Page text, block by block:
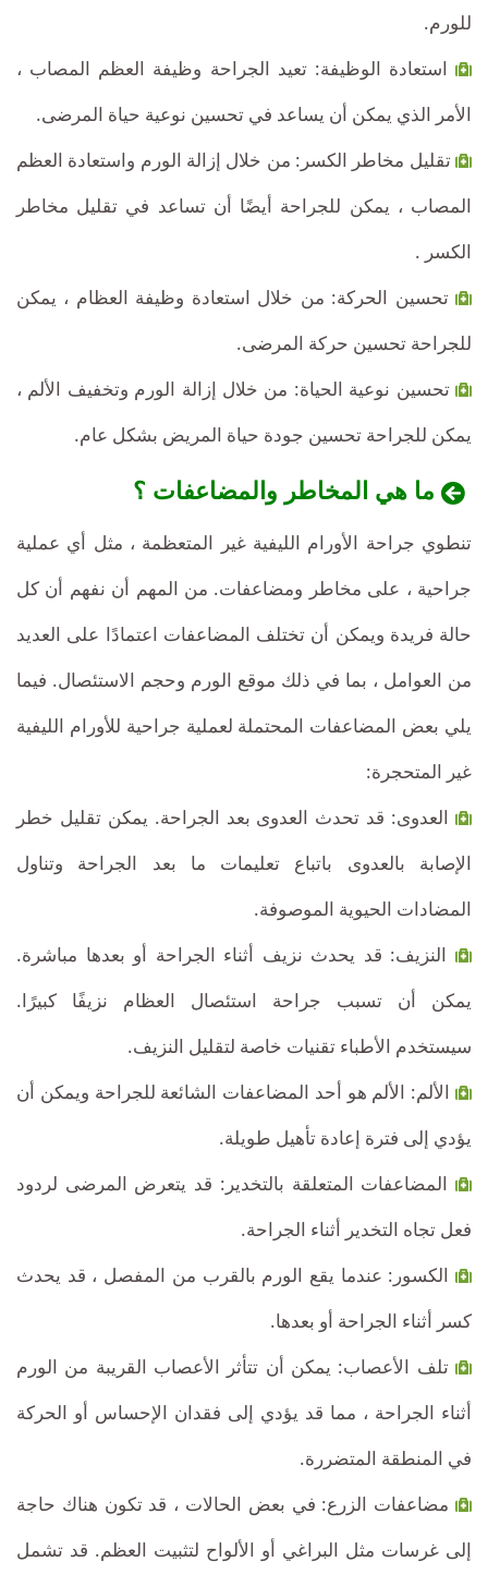
للورم.
استعادة الوظيفة: تعيد الجراحة وظيفة العظم المصاب ،
الأمر الذي يمكن أن يساعد في تحسين نوعية حياة المرضى.
تقليل مخاطر الكسر: من خلال إزالة الورم واستعادة العظم
المصاب ، يمكن للجراحة أيضًا أن تساعد في تقليل مخاطر
الكسر .
تحسين الحركة: من خلال استعادة وظيفة العظام ، يمكن
للجراحة تحسين حركة المرضى.
تحسين نوعية الحياة: من خلال إزالة الورم وتخفيف الألم ،
يمكن للجراحة تحسين جودة حياة المريض بشكل عام.
ما هي المخاطر والمضاعفات ؟
تنطوي جراحة الأورام الليفية غير المتعظمة ، مثل أي عملية
جراحية ، على مخاطر ومضاعفات. من المهم أن نفهم أن كل
حالة فريدة ويمكن أن تختلف المضاعفات اعتمادًا على العديد
من العوامل ، بما في ذلك موقع الورم وحجم الاستئصال. فيما
يلي بعض المضاعفات المحتملة لعملية جراحية للأورام الليفية
غير المتحجرة:
العدوى: قد تحدث العدوى بعد الجراحة. يمكن تقليل خطر
الإصابة بالعدوى باتباع تعليمات ما بعد الجراحة وتناول
المضادات الحيوية الموصوفة.
النزيف: قد يحدث نزيف أثناء الجراحة أو بعدها مباشرة.
يمكن أن تسبب جراحة استئصال العظام نزيفًا كبيرًا.
سيستخدم الأطباء تقنيات خاصة لتقليل النزيف.
الألم: الألم هو أحد المضاعفات الشائعة للجراحة ويمكن أن
يؤدي إلى فترة إعادة تأهيل طويلة.
المضاعفات المتعلقة بالتخدير: قد يتعرض المرضى لردود
فعل تجاه التخدير أثناء الجراحة.
الكسور: عندما يقع الورم بالقرب من المفصل ، قد يحدث
كسر أثناء الجراحة أو بعدها.
تلف الأعصاب: يمكن أن تتأثر الأعصاب القريبة من الورم
أثناء الجراحة ، مما قد يؤدي إلى فقدان الإحساس أو الحركة
في المنطقة المتضررة.
مضاعفات الزرع: في بعض الحالات ، قد تكون هناك حاجة
إلى غرسات مثل البراغي أو الألواح لتثبيت العظم. قد تشمل